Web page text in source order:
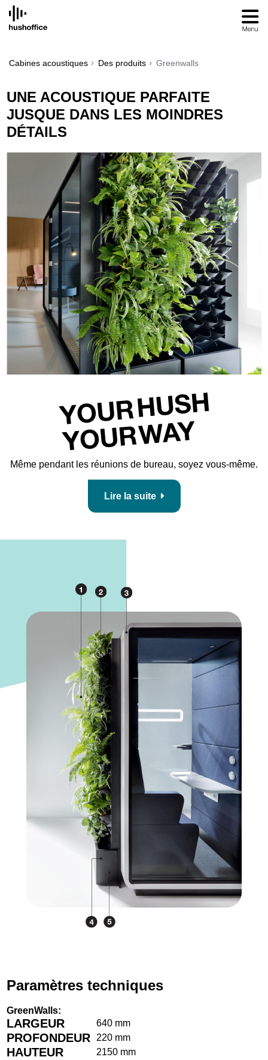
SKIP
CONTENT
Cabines acoustiques Des produits Greenwalls
UNE ACOUSTIQUE PARFAITE
JUSQUE DANS LES MOINDRES
DÉTAILS
Même pendant les réunions de bureau, soyez vous-même.
Lire la suite
Paramètres techniques
GreenWalls:
LARGEUR
PROFONDEUR
HAUTEUR
640 mm
220 mm
2150 mm